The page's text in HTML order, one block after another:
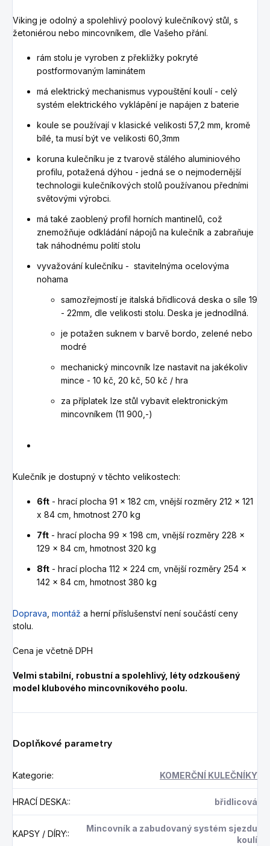
Viking je odolný a spolehlivý poolový kulečníkový stůl, s
žetoniérou nebo mincovníkem, dle Vašeho přání.
rám stolu je vyroben z překližky pokryté
postformovaným laminátem
má elektrický mechanismus vypouštění koulí - celý
systém elektrického vyklápění je napájen z baterie
koule se používají v klasické velikosti 57,2 mm, kromě
bílé, ta musí být ve velikosti 60,3mm
koruna kulečníku je z tvarově stálého aluminiového
profilu, potažená dýhou - jedná se o nejmodernější
technologii kulečníkových stolů používanou předními
světovými výrobci.
má také zaoblený profil horních mantinelů, což
znemožňuje odkládání nápojů na kulečník a zabraňuje
tak náhodnému polití stolu
vyvažování kulečníku - stavitelnýma ocelovýma
nohama
samozřejmostí je italská břidlicová deska o síle 19
- 22mm, dle velikosti stolu. Deska je jednodílná.
je potažen suknem v barvě bordo, zelené nebo
modré
mechanický mincovník lze nastavit na jakékoliv
mince - 10 kč, 20 kč, 50 kč / hra
za příplatek lze stůl vybavit elektronickým
mincovníkem (11 900,-)
Kulečník je dostupný v těchto velikostech:
6ft - hrací plocha 91 x 182 cm, vnější rozměry 212 x 121
x 84 cm, hmotnost 270 kg
7ft - hrací plocha 99 x 198 cm, vnější rozměry 228 x
129 x 84 cm, hmotnost 320 kg
8ft - hrací plocha 112 x 224 cm, vnější rozměry 254 x
142 x 84 cm, hmotnost 380 kg
Doprava montáž a herní příslušenství není součástí ceny
stolu.
Cena je včetně DPH
Velmi stabilní, robustní a spolehlivý, léty odzkoušený
model klubového mincovníkového poolu.
Doplňkové parametry
Kategorie: KOMERČNÍ KULEČNÍKY
HRACÍ DESKA:: břidlicová
KAPSY / DÍRY::
Mincovník a zabudovaný systém sjezdu
koulí